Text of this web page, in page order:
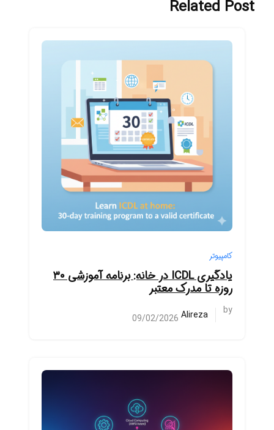
Related Post
کامپیوتر
یادگیری ICDL در خانه: برنامه آموزشی ۳۰
روزه تا مدرک معتبر
by
Alireza
09/02/2026